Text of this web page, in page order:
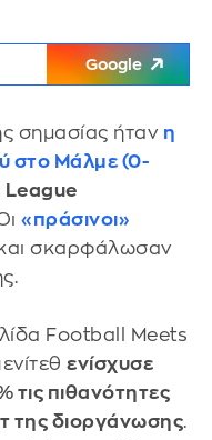
Google
σημασίας ήταν η
στο Μάλμε (0-
League
«πράσινοι»
σκαρφάλωσαν
Football Meets
ενίσχυσε
τις πιθανότητες
της διοργάνωσης.